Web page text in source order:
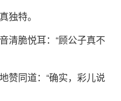
独特。
清脆悦耳：“顾公子真不
赞同道：“确实，彩儿说